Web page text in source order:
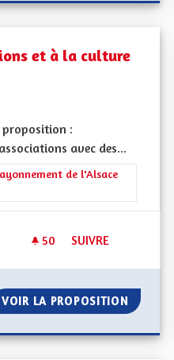
et à la culture
proposition :
avec des...
: La Culture, l'Education et
de l'Alsace
50 50 ABONNÉS
SUIVRE
SOUTIEN AUX
VOIR LA PROPOSITION